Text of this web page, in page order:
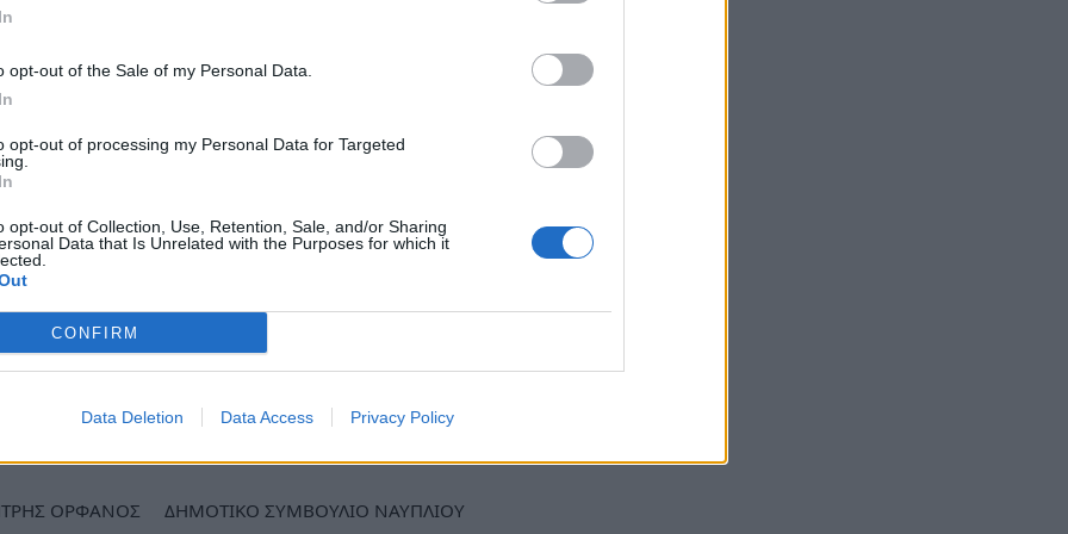
opt-out of the Sale of my Personal Data.
opt-out of processing my Personal Data for Targeted
opt-out of Collection, Use, Retention, Sale, and/or Sharing
Data that Is Unrelated with the Purposes for which it
CONFIRM
Data Deletion Data Access Privacy Policy
στη Γενική Συνέλευση της
της διαχειριστικής
Δρούζα
και εξουσιοδότηση
του τραπεζικού λογαριασμού.
και απογραφής των πάσης
Συμβουλίου θα πραγματοποιηθεί
Ενότητας Αργολίδας( παρ.
Ιανουαρίου στις 14:00 μ.μ.
και μάθετε πρώτοι όλες τις ειδήσεις
ΟΡΦΑΝΟΣ
ΔΗΜΟΤΙΚΟ ΣΥΜΒΟΥΛΙΟ ΝΑΥΠΛΙΟΥ